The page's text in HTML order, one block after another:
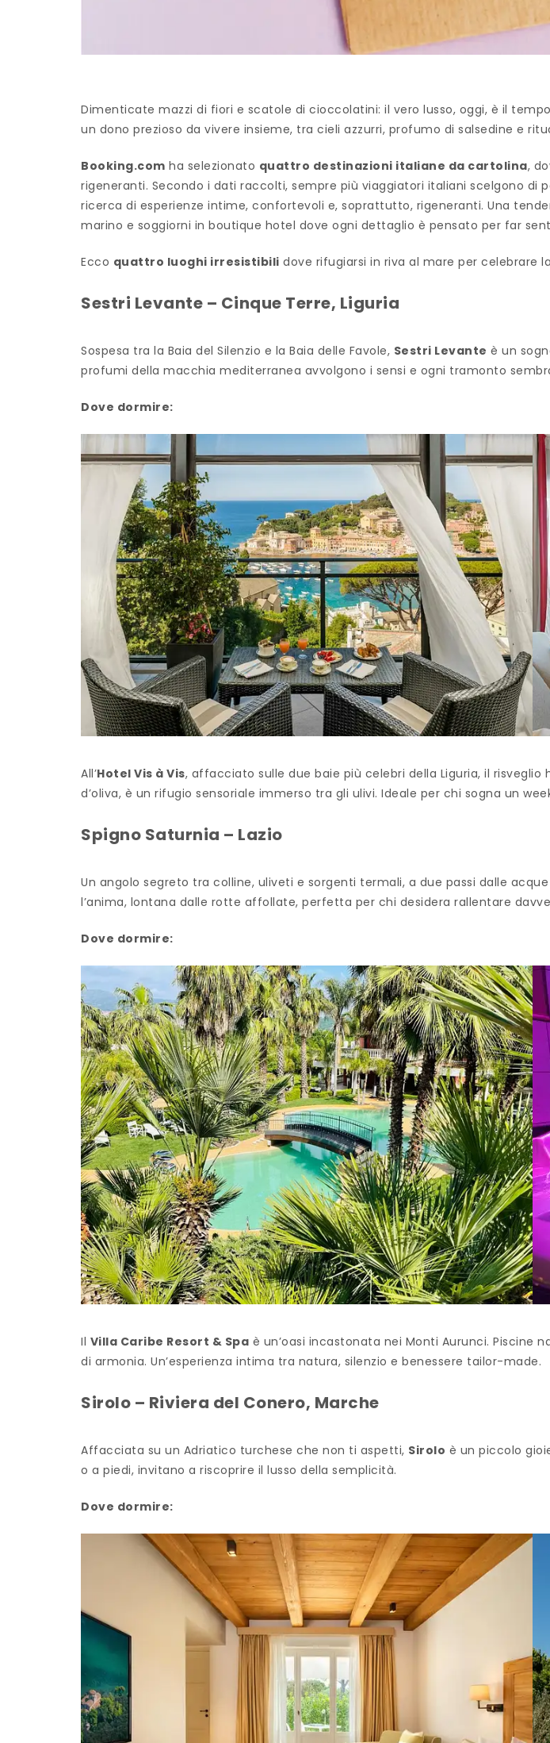
Dimenticate mazzi di fiori e scatole di cioccolatini: il vero lusso, oggi, è il
un dono prezioso da vivere insieme, tra cieli azzurri, profumo di salsedine e
Booking.com ha selezionato quattro destinazioni italiane da cartolina,
rigeneranti. Secondo i dati raccolti, sempre più viaggiatori italiani scelgono di
ricerca di esperienze intime, confortevoli e, soprattutto, rigeneranti. Una
marino e soggiorni in boutique hotel dove ogni dettaglio è pensato per far
Ecco quattro luoghi irresistibili dove rifugiarsi in riva al mare per celebrare
Sestri Levante – Cinque Terre, Liguria
Sospesa tra la Baia del Silenzio e la Baia delle Favole, Sestri Levante è un
profumi della macchia mediterranea avvolgono i sensi e ogni tramonto
Dove dormire:
All’Hotel Vis à Vis, affacciato sulle due baie più celebri della Liguria, il
d’oliva, è un rifugio sensoriale immerso tra gli ulivi. Ideale per chi sogna un
Spigno Saturnia – Lazio
Un angolo segreto tra colline, uliveti e sorgenti termali, a due passi dalle
l’anima, lontana dalle rotte affollate, perfetta per chi desidera rallentare
Dove dormire:
Il Villa Caribe Resort & Spa è un’oasi incastonata nei Monti Aurunci. Piscine
di armonia. Un’esperienza intima tra natura, silenzio e benessere tailor-made.
Sirolo – Riviera del Conero, Marche
Affacciata su un Adriatico turchese che non ti aspetti, Sirolo è un piccolo
o a piedi, invitano a riscoprire il lusso della semplicità.
Dove dormire: